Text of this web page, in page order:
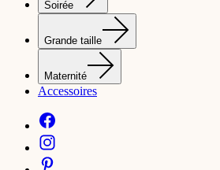
Soirée
Grande taille
Maternité
Accessoires